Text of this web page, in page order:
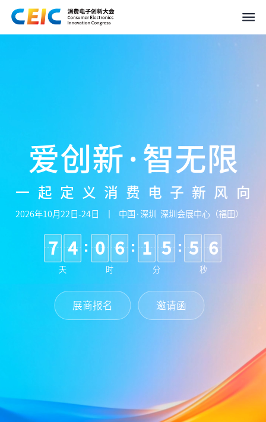
爱创新·智无限
一起定义消费电子新风向
2026年10月22日-24日 中国·深圳 深圳会展中心（福田）
展商报名 邀请函
7 4
天
0 6
时
1 5
分
5 5
秒